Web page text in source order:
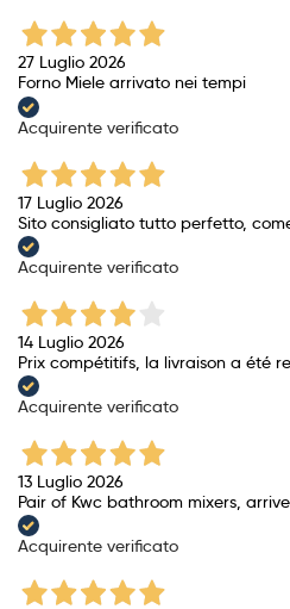
27 Luglio 2026
Forno Miele arrivato nei tempi
Acquirente verificato
17 Luglio 2026
Sito consigliato tutto perfetto,
Acquirente verificato
14 Luglio 2026
Prix ​​compétitifs, la livraison a été
Acquirente verificato
13 Luglio 2026
Pair of Kwc bathroom mixers,
Acquirente verificato